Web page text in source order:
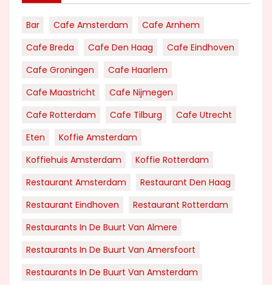
Bar Cafe Amsterdam
Cafe Arnhem
Cafe Breda
Cafe Den Haag
Cafe Eindhoven
Cafe Groningen
Cafe Haarlem
Cafe Maastricht
Cafe Nijmegen
Cafe Rotterdam
Cafe Tilburg
Cafe Utrecht
Eten
Koffie Amsterdam
Koffiehuis Amsterdam
Koffie Rotterdam
Restaurant Amsterdam
Restaurant Den Haag
Restaurant Eindhoven
Restaurant Rotterdam
Restaurants In De Buurt Van Almere
Restaurants In De Buurt Van Amersfoort
Restaurants In De Buurt Van Amsterdam